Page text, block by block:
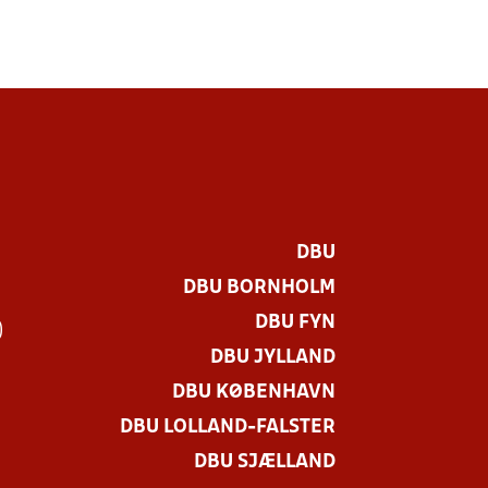
DBU
DBU BORNHOLM
DBU FYN
DBU JYLLAND
DBU KØBENHAVN
DBU LOLLAND-FALSTER
DBU SJÆLLAND